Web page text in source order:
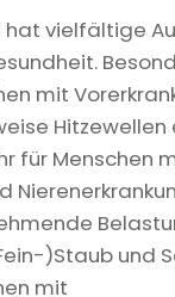
vielfältige
mit
Hitzewellen
für Menschen
)Staub und
mit